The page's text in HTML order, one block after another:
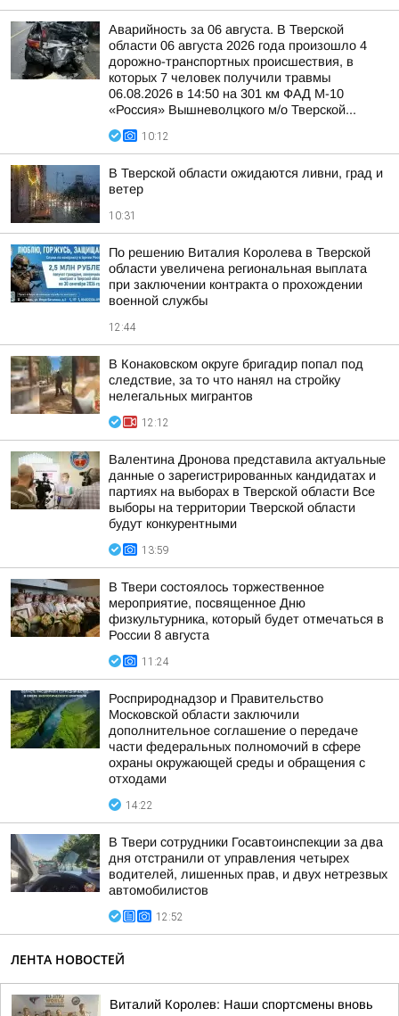
Аварийность за 06 августа. В Тверской
области 06 августа 2026 года произошло 4
дорожно-транспортных происшествия, в
которых 7 человек получили травмы
06.08.2026 в 14:50 на 301 км ФАД М-10
«Россия» Вышневолцкого м/о Тверской...
10:12
В Тверской области ожидаются ливни, град и
ветер
10:31
По решению Виталия Королева в Тверской
области увеличена региональная выплата
при заключении контракта о прохождении
военной службы
12:44
В Конаковском округе бригадир попал под
следствие, за то что нанял на стройку
нелегальных мигрантов
12:12
Валентина Дронова представила актуальные
данные о зарегистрированных кандидатах и
партиях на выборах в Тверской области Все
выборы на территории Тверской области
будут конкурентными
13:59
В Твери состоялось торжественное
мероприятие, посвященное Дню
физкультурника, который будет отмечаться в
России 8 августа
11:24
Росприроднадзор и Правительство
Московской области заключили
дополнительное соглашение о передаче
части федеральных полномочий в сфере
охраны окружающей среды и обращения с
отходами
14:22
В Твери сотрудники Госавтоинспекции за два
дня отстранили от управления четырех
водителей, лишенных прав, и двух нетрезвых
автомобилистов
12:52
ЛЕНТА НОВОСТЕЙ
Виталий Королев: Наши спортсмены вновь